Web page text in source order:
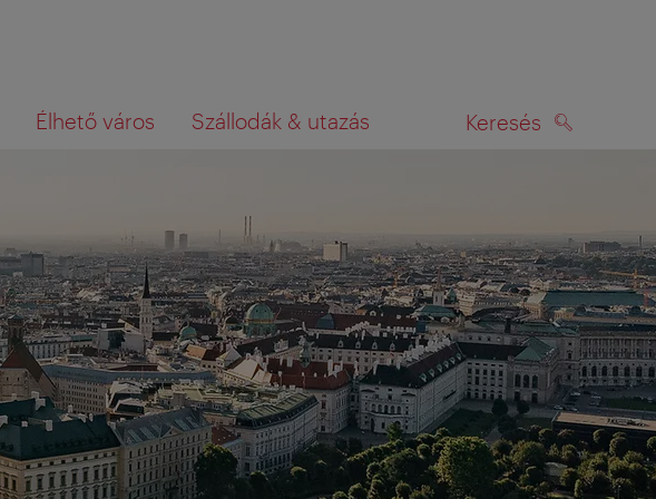
Élhető város Szállodák & utazás Keresés